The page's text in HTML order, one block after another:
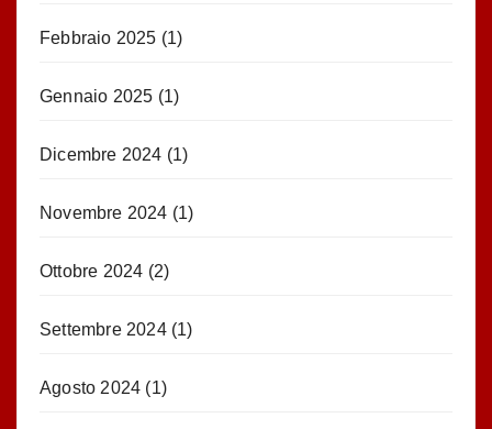
Febbraio 2025 (1)
Gennaio 2025 (1)
Dicembre 2024 (1)
Novembre 2024 (1)
Ottobre 2024 (2)
Settembre 2024(1)
Agosto 2024 (1)